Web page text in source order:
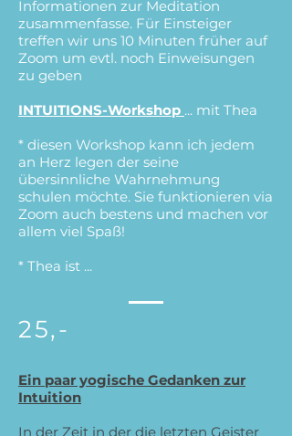
Informationen zur Meditation
zusammenfasse. Für Einsteiger
treffen wir uns 10 Minuten früher auf
Zoom um evtl. noch Einweisungen
zu geben
INTUITIONS-Workshop ... mit Thea
* diesen Workshop kann ich jedem
an Herz legen der seine
übersinnliche Wahrnehmung
schulen möchte. Sie funktionieren via
Zoom auch bestens und machen vor
allem viel Spaß!
* Thea ist ...
25,-
Ein paar yogische Gedanken zur
Intuition
In der Zeit in der die letzten Geister